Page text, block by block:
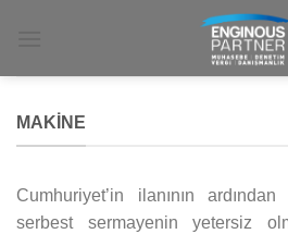
MAKINE
Cumhuriyet’in ilanının
serbest sermayenin yetersiz